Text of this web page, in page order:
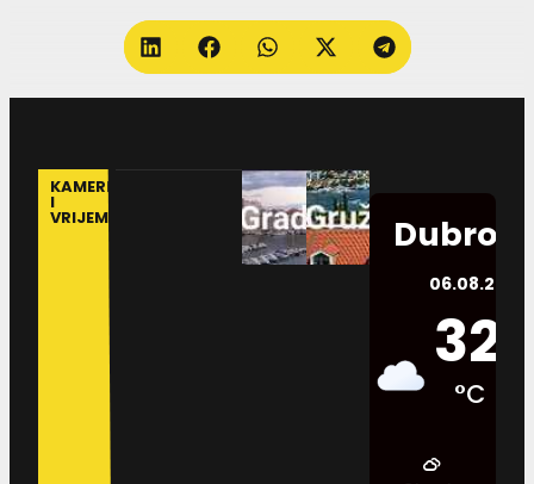
KAMERE
I
VRIJEME
06.08.2026.
32
°C